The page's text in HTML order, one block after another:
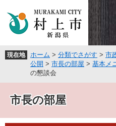
頭
飛
へ
現在地 ホーム > 分類でさがす > 市
公開 > 市長の部屋 > 基本メ
の懇談会
市長の部屋